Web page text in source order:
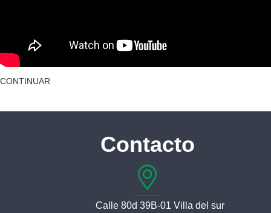
CONTINUAR
Contacto
Calle 80d 39B-01 Villa del sur